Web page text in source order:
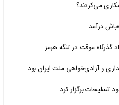
می‌کردند؟
درآمد
گذرگاه موقت در تنگه هرمز
و آزادی‌خواهی ملت ایران بود
تسلیحات برگزار کرد